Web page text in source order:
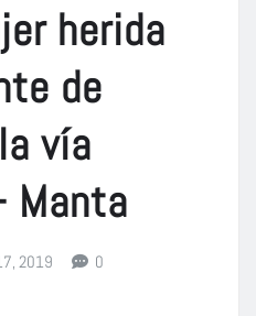
herida
de
vía
Manta
2019 0